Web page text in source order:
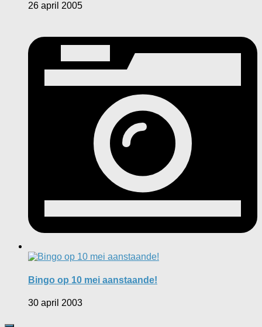
26 april 2005
Bingo op 10 mei aanstaande!
30 april 2003